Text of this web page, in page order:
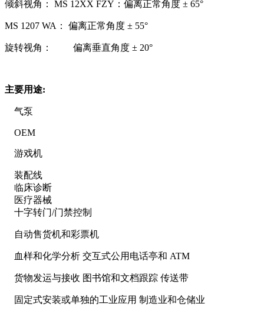
倾斜视角： MS 12XX FZY：偏离正常角度 ± 65°
MS 1207 WA： 偏离正常角度 ± 55°
旋转视角： 偏离垂直角度 ± 20°
主要用途:
气泵
OEM
游戏机
装配线
临床诊断
医疗器械
十字转门/门禁控制
自动售货机和彩票机
血样和化学分析 交互式公用电话亭和 ATM
货物发运与接收 图书馆和文档跟踪 传送带
固定式安装或单独的工业应用 制造业和仓储业